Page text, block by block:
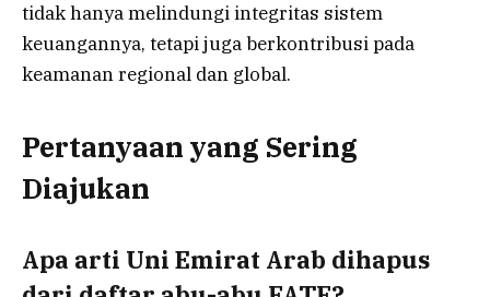
tidak hanya melindungi integritas sistem
keuangannya, tetapi juga berkontribusi pada
keamanan regional dan global.
Pertanyaan yang Sering
Diajukan
Apa arti Uni Emirat Arab dihapus